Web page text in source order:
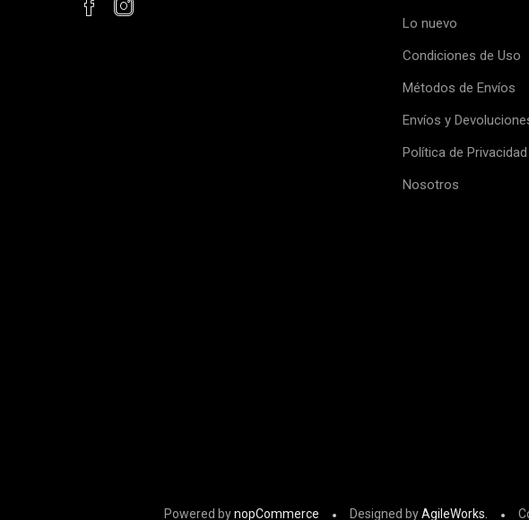
Lo nuevo
Condiciones de Uso
Métodos de Envíos
Envíos y
Política de Privacidad
Nosotros
Powered bynopCommerce Designed byAgileWorks.